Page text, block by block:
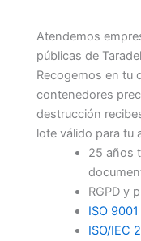
Atendemos
públicas de
Recogemos en tu
contenedores
destrucción
lote válido para tu
25 años
RGPD y
ISO 9001
ISO/IEC